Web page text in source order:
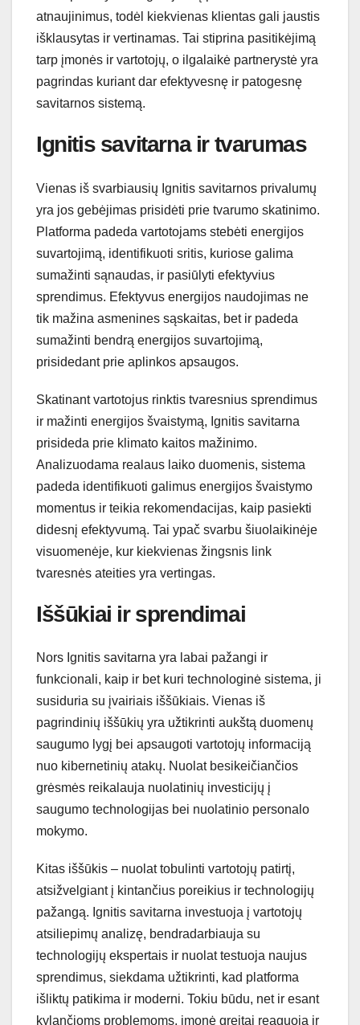
atnaujinimus, todėl kiekvienas klientas gali jaustis
išklausytas ir vertinamas. Tai stiprina pasitikėjimą
tarp įmonės ir vartotojų, o ilgalaikė partnerystė yra
pagrindas kuriant dar efektyvesnę ir patogesnę
savitarnos sistemą.
Ignitis savitarna ir tvarumas
Vienas iš svarbiausių Ignitis savitarnos privalumų
yra jos gebėjimas prisidėti prie tvarumo skatinimo.
Platforma padeda vartotojams stebėti energijos
suvartojimą, identifikuoti sritis, kuriose galima
sumažinti sąnaudas, ir pasiūlyti efektyvius
sprendimus. Efektyvus energijos naudojimas ne
tik mažina asmenines sąskaitas, bet ir padeda
sumažinti bendrą energijos suvartojimą,
prisidedant prie aplinkos apsaugos.
Skatinant vartotojus rinktis tvaresnius sprendimus
ir mažinti energijos švaistymą, Ignitis savitarna
prisideda prie klimato kaitos mažinimo.
Analizuodama realaus laiko duomenis, sistema
padeda identifikuoti galimus energijos švaistymo
momentus ir teikia rekomendacijas, kaip pasiekti
didesnį efektyvumą. Tai ypač svarbu šiuolaikinėje
visuomenėje, kur kiekvienas žingsnis link
tvaresnės ateities yra vertingas.
Iššūkiai ir sprendimai
Nors Ignitis savitarna yra labai pažangi ir
funkcionali, kaip ir bet kuri technologinė sistema, ji
susiduria su įvairiais iššūkiais. Vienas iš
pagrindinių iššūkių yra užtikrinti aukštą duomenų
saugumo lygį bei apsaugoti vartotojų informaciją
nuo kibernetinių atakų. Nuolat besikeičiančios
grėsmės reikalauja nuolatinių investicijų į
saugumo technologijas bei nuolatinio personalo
mokymo.
Kitas iššūkis – nuolat tobulinti vartotojų patirtį,
atsižvelgiant į kintančius poreikius ir technologijų
pažangą. Ignitis savitarna investuoja į vartotojų
atsiliepimų analizę, bendradarbiauja su
technologijų ekspertais ir nuolat testuoja naujus
sprendimus, siekdama užtikrinti, kad platforma
išliktų patikima ir moderni. Tokiu būdu, net ir esant
kylančioms problemoms, įmonė greitai reaguoja ir